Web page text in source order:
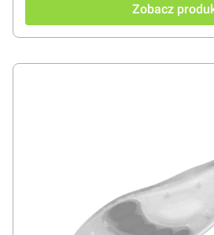
Zobacz